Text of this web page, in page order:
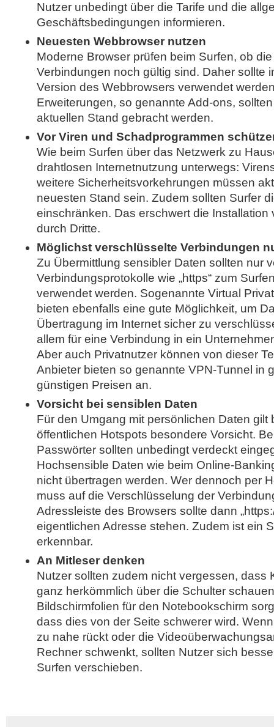
Nutzer unbedingt über die Tarife und die
Geschäftsbedingungen informieren.
Neuesten Webbrowser nutzen
Moderne Browser prüfen beim Surfen, ob
Verbindungen noch gültig sind. Daher sollte
Version des Webbrowsers verwendet
Erweiterungen, so genannte Add-ons,
aktuellen Stand gebracht werden.
Vor Viren und Schadprogrammen
Wie beim Surfen über das Netzwerk zu
drahtlosen Internetnutzung unterwegs:
weitere Sicherheitsvorkehrungen müssen
neuesten Stand sein. Zudem sollten Surfer
einschränken. Das erschwert die
durch Dritte.
Möglichst verschlüsselte Verbindungen
Zu Übermittlung sensibler Daten sollten nur
Verbindungsprotokolle wie „https“ zum
verwendet werden. Sogenannte Virtual
bieten ebenfalls eine gute Möglichkeit, um
Übertragung im Internet sicher zu
allem für eine Verbindung in ein
Aber auch Privatnutzer können von dieser
Anbieter bieten so genannte VPN-Tunnel in
günstigen Preisen an.
Vorsicht bei sensiblen Daten
Für den Umgang mit persönlichen Daten gilt
öffentlichen Hotspots besondere Vorsicht.
Passwörter sollten unbedingt verdeckt
Hochsensible Daten wie beim Online-
nicht übertragen werden. Wer dennoch per
muss auf die Verschlüsselung der
Adressleiste des Browsers sollte dann
eigentlichen Adresse stehen. Zudem ist ein
erkennbar.
An Mitleser denken
Nutzer sollten zudem nicht vergessen, dass
ganz herkömmlich über die Schulter
Bildschirmfolien für den Notebookschirm
dass dies von der Seite schwerer wird.
zu nahe rückt oder die
Rechner schwenkt, sollten Nutzer sich
Surfen verschieben.